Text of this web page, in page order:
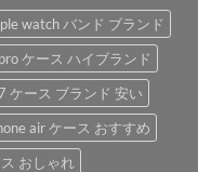
watch バンド ブランド
ケース ハイブランド
ケース ブランド 安い
air ケース おすすめ
おしゃれ